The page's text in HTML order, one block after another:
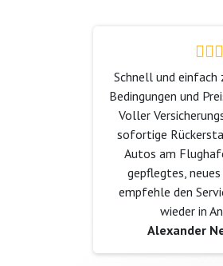
Schnell und einfach
Bedingungen und
Voller
sofortige
Autos am
gepflegtes,
empfehle den
wieder in
Alexander